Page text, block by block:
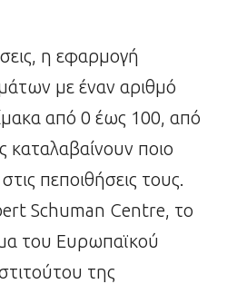
η εφαρμογή
με έναν αριθμό
από 0 έως 100, από
καταλαβαίνουν ποιο
πεποιθήσεις τους.
Schuman Centre, το
του Ευρωπαϊκού
της